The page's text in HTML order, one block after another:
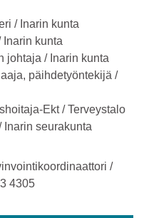
/ Inarin kunta
kunta
johtaja / Inarin kunta
päihdetyöntekijä /
Ekt / Terveystalo
Inarin seurakunta
/
4305